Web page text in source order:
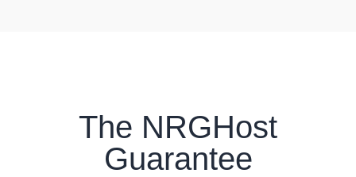
The NRGHost
Guarantee